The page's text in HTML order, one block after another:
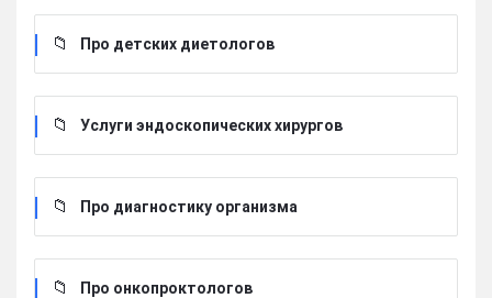
Про детских диетологов
Услуги эндоскопических хирургов
Про диагностику организма
Про онкопроктологов